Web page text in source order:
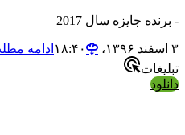
سال 2017
ادامه مطلب